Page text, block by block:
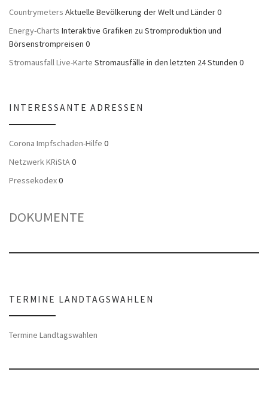
Countrymeters Aktuelle Bevölkerung der Welt und Länder 0
Energy-Charts Interaktive Grafiken zu Stromproduktion und
Börsenstrompreisen 0
Stromausfall Live-Karte Stromausfälle in den letzten 24 Stunden 0
INTERESSANTE ADRESSEN
Corona Impfschaden-Hilfe 0
Netzwerk KRiStA0
Pressekodex0
DOKUMENTE
TERMINE LANDTAGSWAHLEN
Termine Landtagswahlen